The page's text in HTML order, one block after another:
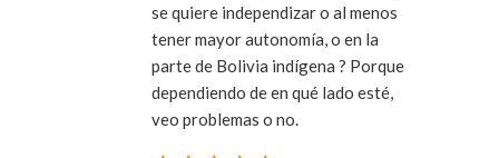
se quiere independizar o al menos
tener mayor autonomía, o en la
parte de Bolivia indígena ? Porque
dependiendo de en qué lado esté,
veo problemas o no.